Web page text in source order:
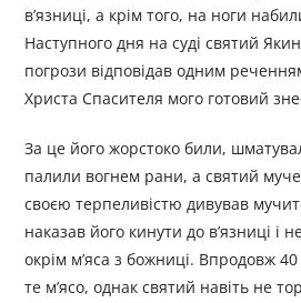
в’язниці, а крім того, на ноги
Наступного дня на суді святий
погрози відповідав одним
Христа Спасителя мого готовий
За це його жорстоко били,
палили вогнем рани, а святий
своєю терпеливістю дивував
наказав його кинути до в’язниці і
окрім м’яса з божниці. Впродовж 40
те м’ясо, однак святий навіть не